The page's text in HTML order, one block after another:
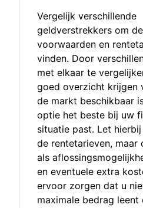
Vergelijk verschillende
geldverstrekkers om
voorwaarden en
vinden. Door
met elkaar te
goed overzicht krijgen
de markt beschikbaar
optie het beste bij uw
situatie past. Let
de rentetarieven, maar
als
en eventuele extra
ervoor zorgen dat u
maximale bedrag leent